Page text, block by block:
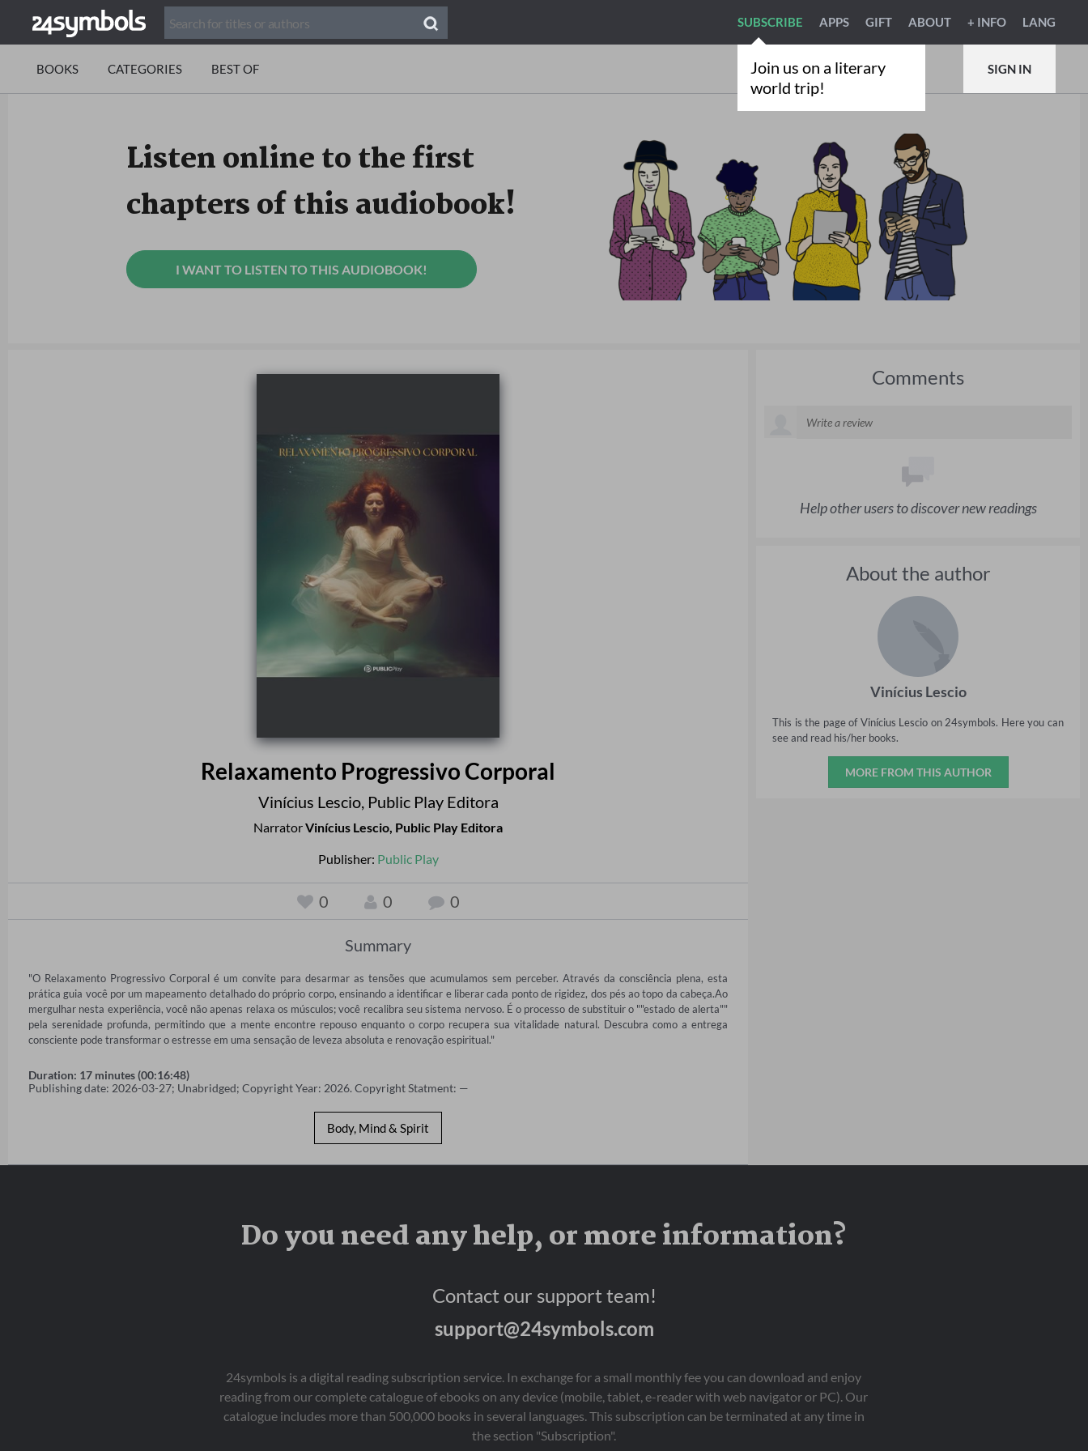
Join us on a literary
world trip!
SUBSCRIBE APPS GIFT ABOUT + INFO LANG
BOOKS CATEGORIES BEST OF SIGN IN
Listen online to the first
chapters of this audiobook!
I WANT TO LISTEN TO THIS AUDIOBOOK!
Relaxamento Progressivo Corporal
Vinícius Lescio, Public Play Editora
NarratorVinícius Lescio, Public Play Editora
Publisher: Public Play
0 0 0
Summary
"O Relaxamento Progressivo Corporal é um convite para desarmar as tensões que acumulamos sem perceber. Através da consciência plena, esta
prática guia você por um mapeamento detalhado do próprio corpo, ensinando a identificar e liberar cada ponto de rigidez, dos pés ao topo da cabeça.Ao
mergulhar nesta experiência, você não apenas relaxa os músculos; você recalibra seu sistema nervoso. É o processo de substituir o ""estado de alerta""
pela serenidade profunda, permitindo que a mente encontre repouso enquanto o corpo recupera sua vitalidade natural. Descubra como a entrega
consciente pode transformar o estresse em uma sensação de leveza absoluta e renovação espiritual."
Duration: 17 minutes (00:16:48)
Publishing date: 2026-03-27; Unabridged; Copyright Year: 2026. Copyright Statment: —
Body, Mind & Spirit
Comments
Help other users to discover new readings
About the author
Vinícius Lescio
This is the page of Vinícius Lescio on 24symbols. Here you can
see and read his/her books.
MORE FROM THIS AUTHOR
Do you need any help, or more information?
Contact our support team!
support@24symbols.com
24symbols is a digital reading subscription service. In exchange for a small monthly fee you can download and enjoy
reading from our complete catalogue of ebooks on any device (mobile, tablet, e-reader with web navigator or PC). Our
catalogue includes more than 500,000 books in several languages. This subscription can be terminated at any time in
the section "Subscription".